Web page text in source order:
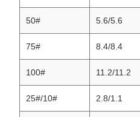
50# 5.6/5.6
75# 8.4/8.4
100# 11.2/11.2
25#/10# 2.8/1.1